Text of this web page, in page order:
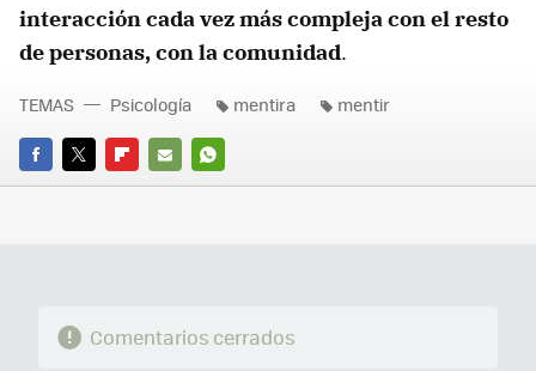
interacción cada vez más compleja con el resto
de personas, con la comunidad.
FACEBOOK
TWITTERFLIPBOARD
E-
WHATSAPP
TEMAS Psicología mentira mentir
Comentarios cerrados